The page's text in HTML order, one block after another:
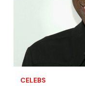
CELEBS